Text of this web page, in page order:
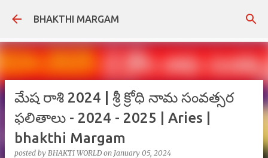
Skip to main content
BHAKTHI MARGAM
మేష రాశి 2024 | శ్రీ క్రోధి నామ సంవత్సర
ఫలితాలు - 2024 - 2025 | Aries |
bhakthi Margam
posted by BHAKTI WORLD on January 05, 2024